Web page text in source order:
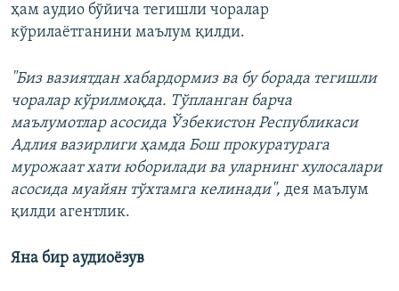
ҳам аудио бўйича тегишли чоралар
кўрилаётганини маълум қилди.
"Биз вазиятдан хабардормиз ва бу борада тегишли
чоралар кўрилмоқда. Тўпланган барча
маълумотлар асосида Ўзбекистон Республикаси
Адлия вазирлиги ҳамда Бош прокуратурага
мурожаат хати юборилади ва уларнинг хулосалари
асосида муайян тўхтамга келинади", дея маълум
қилди агентлик.
Яна бир аудиоёзув